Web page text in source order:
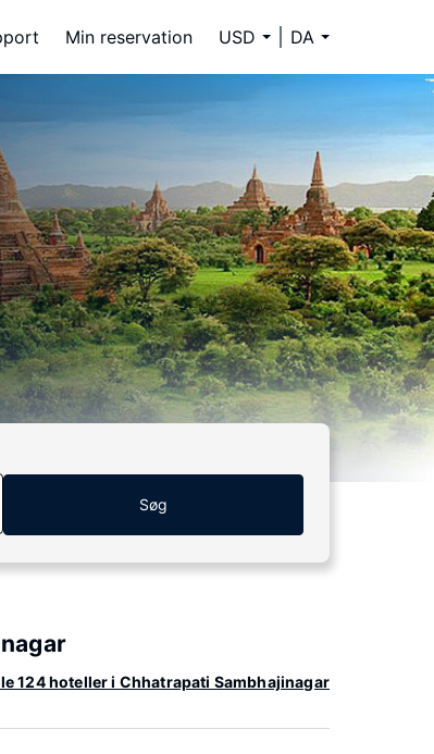
Min reservation USD DA
Søg
124 hoteller i Chhatrapati Sambhajinagar